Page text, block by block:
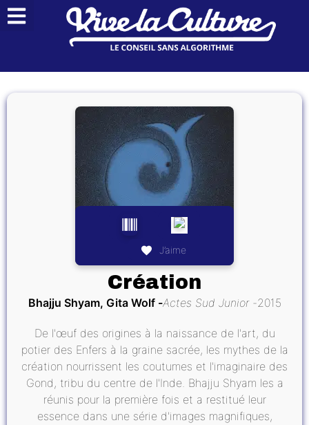
J’aime
Création
Bhajju Shyam, Gita Wolf Actes Sud Junior 2015
De l'œuf des origines à la naissance de l'art, du
potier des Enfers à la graine sacrée, les mythes de la
création nourrissent les coutumes et l'imaginaire des
Gond, tribu du centre de l'Inde. Bhajju Shyam les a
réunis pour la première fois et a restitué leur
essence dans une série d'images magnifiques,